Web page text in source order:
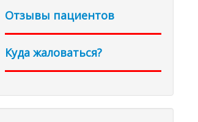
Отзывы пациентов
Куда жаловаться?